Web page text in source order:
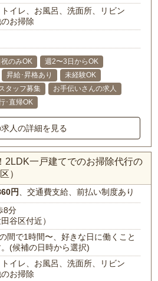
イレ、お風呂、洗面所、リビン
お掃除
のみOK
週2〜3日からOK
昇給･昇格あり
未経験OK
タッフ募集
お手伝いさんの求人
･直帰OK
求人の詳細を見る
2LDK一戸建てでのお掃除代行の
）
円 、交通費支給、前払い制度あり
8分
谷区付近）
間で1時間〜、好きな日に働くこと
(候補の日時から選択)
イレ、お風呂、洗面所、リビン
お掃除